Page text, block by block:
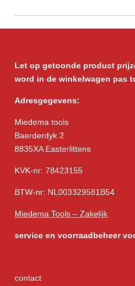
Let op getoonde product
word in de winkelwagen pas
Adresgegevens:
Miedema tools
Baerderdyk 2
8835XA Easterlittens
KVK-nr: 78423155
BTW-nr: NL003329581B54
Miedema Tools – Zakelijk
service en voorraadbeheer
contact